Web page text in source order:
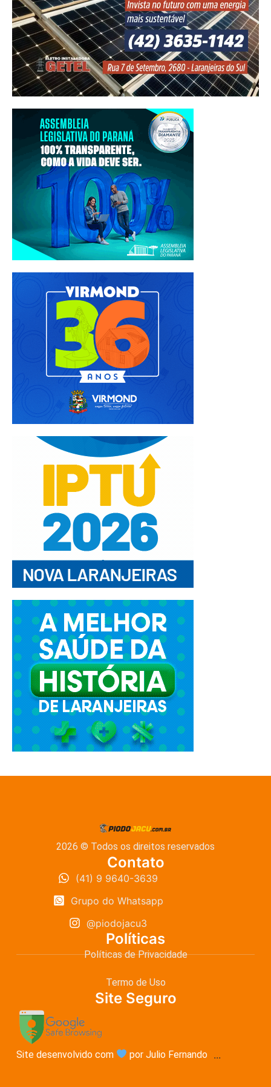
2026 © Todos os direitos reservados
Contato
(41) 9 9640-3639
Grupo do Whatsapp
@piodojacu3
Políticas
Políticas de Privacidade
Termo de Uso
Site Seguro
Site desenvolvido com por Julio Fernando ...